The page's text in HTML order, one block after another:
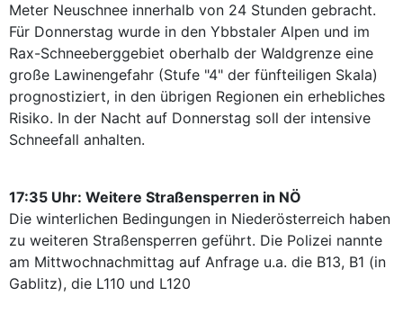
Meter Neuschnee innerhalb von 24 Stunden gebracht.
Für Donnerstag wurde in den Ybbstaler Alpen und im
Rax-Schneeberggebiet oberhalb der Waldgrenze eine
große Lawinengefahr (Stufe "4" der fünfteiligen Skala)
prognostiziert, in den übrigen Regionen ein erhebliches
Risiko. In der Nacht auf Donnerstag soll der intensive
Schneefall anhalten.
17:35 Uhr: Weitere Straßensperren in NÖ
Die winterlichen Bedingungen in Niederösterreich haben
zu weiteren Straßensperren geführt. Die Polizei nannte
am Mittwochnachmittag auf Anfrage u.a. die B13, B1 (in
Gablitz), die L110 und L120